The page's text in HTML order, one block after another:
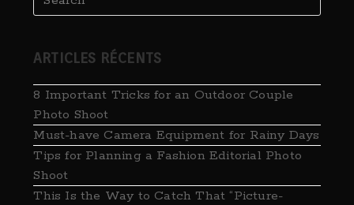
ARTICLES RÉCENTS
8 Important Tricks for an Outdoor Couple
Photo Shoot
Must-have Camera Equipment for Rainy Days
Tips for Planning a Fashion Editorial Photo
Shoot
This Is the Way to Catch That “Picture-